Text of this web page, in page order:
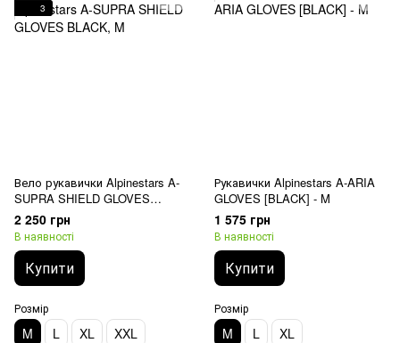
3
Вело рукавички Alpinestars A-
SUPRA SHIELD GLOVES
BLACK, M
2 250 грн
В наявності
Купити
Розмір
M L XL XXL
Рукавички Alpinestars A-ARIA
GLOVES [BLACK] - M
1 575 грн
В наявності
Купити
Розмір
M L XL